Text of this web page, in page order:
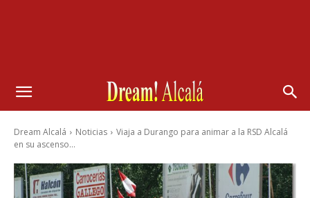
Dream Alcalá Noticias
Viaja a Durango para animar a la RSD Alcalá
en su ascenso...